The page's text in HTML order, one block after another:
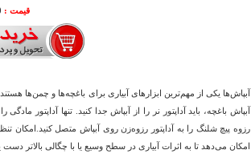
قیمت :
آبپاش‌ها یکی از مهم‌ترین ابزارهای آبیاری برای باغچه‌ها و چمن‌ها
آبپاش باغچه، باید آداپتور نر را از آبپاش جدا کنید. تنها آداپتور
امکان می‌دهد تا به اثرات آبیاری در سطح وسیع یا با چگالی بالاتر دست